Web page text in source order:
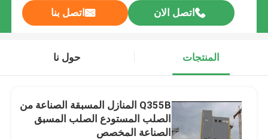
اتصل الان اتصل بنا
المنتجات حول نا
Q355B المنازل المسبقة الصناعة من
الصلب المستودع الصلب المسبق
الصناعة المخصص